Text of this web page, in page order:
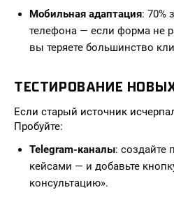
Мобильная адаптация: 70%
телефона — если форма не
вы теряете большинство
ТЕСТИРОВАНИЕ
Если старый источник
Пробуйте:
Telegram-каналы: создайте
кейсами — и добавьте
консультацию».